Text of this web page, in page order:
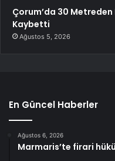
Çorum’da 30 Metreden
Kaybetti
Ağustos 5, 2026
En Güncel Haberler
Ağustos 6, 2026
Marmaris’te firari